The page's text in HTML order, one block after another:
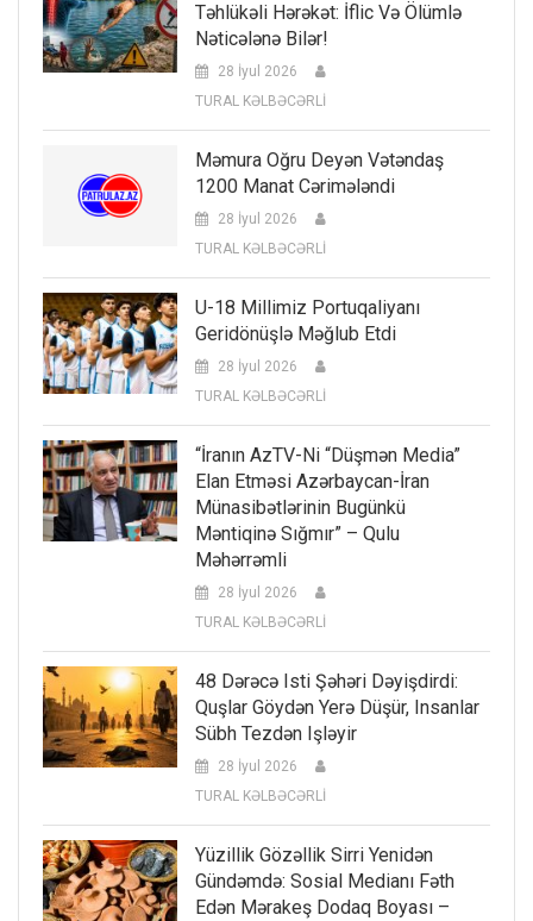
Təhlükəli Hərəkət: İflic Və Ölümlə
Nəticələnə Bilər!
28 İyul 2026
TURAL KƏLBƏCƏRLİ
Məmura Oğru Deyən Vətəndaş
1200 Manat Cərimələndi
28 İyul 2026
TURAL KƏLBƏCƏRLİ
U-18 Millimiz Portuqaliyanı
Geridönüşlə Məğlub Etdi
28 İyul 2026
TURAL KƏLBƏCƏRLİ
“İranın AzTV-Ni “düşmən Media”
Elan Etməsi Azərbaycan-İran
Münasibətlərinin Bugünkü
Məntiqinə Sığmır” – Qulu
Məhərrəmli
28 İyul 2026
TURAL KƏLBƏCƏRLİ
48 Dərəcə Isti Şəhəri Dəyişdirdi:
Quşlar Göydən Yerə Düşür, Insanlar
Sübh Tezdən Işləyir
28 İyul 2026
TURAL KƏLBƏCƏRLİ
Yüzillik Gözəllik Sirri Yenidən
Gündəmdə: Sosial Medianı Fəth
Edən Mərakeş Dodaq Boyası –